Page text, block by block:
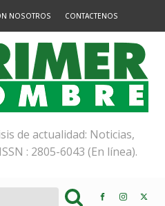
NOSOTROS CONTACTENOS
de actualidad: Noticias,
: 2805-6043 (En línea).